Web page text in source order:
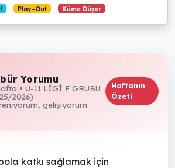
Play-Out Küme Düşer
Yorumu
• U-11 LİGİ F GRUBU
2026)
gelişiyorum.
Haftanın
Özeti
katkı sağlamak için